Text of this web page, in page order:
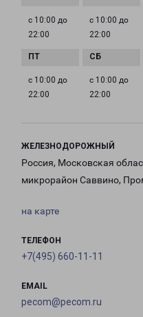
с 10:00 до
22:00
с 10:00 до
22:00
с 10:00 до
22:00
с 10:00 до
22:00
ЖЕЛЕЗНОДОРОЖНЫЙ
Россия, Московская
микрорайон Саввино,
на карте
ТЕЛЕФОН
+7(495) 660-11-11
EMAIL
pecom@pecom.ru